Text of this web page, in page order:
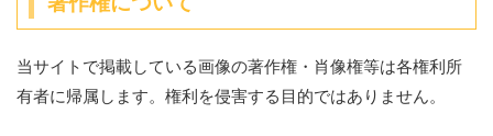
当サイトで掲載している画像の著作権・肖像権等は各権利所
有者に帰属します。権利を侵害する目的ではありません。